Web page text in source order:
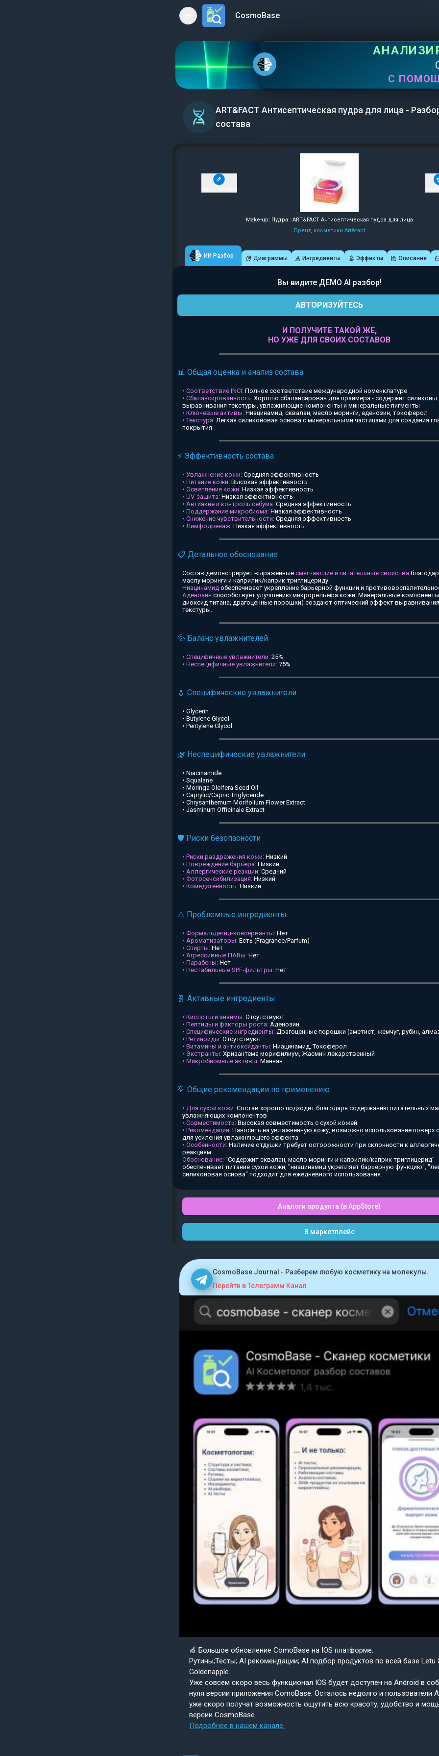
Open main menuCosmoBase
С
ART&FACT Антисептическая пудра для лица -
состава
Make-up: Пудра : ART&FACT Антисептическая пудра для лица
Бренд косметики Art&fact
ИИ Разбор Диаграммы Ингредиенты Эффекты Описание
Вы видите ДЕМО AI разбор!
АВТОРИЗУЙТЕСЬ
И ПОЛУЧИТЕ ТАКОЙ ЖЕ,
НО УЖЕ ДЛЯ СВОИХ СОСТАВОВ
📊 Общая оценка и анализ состава
• Соответствие INCI: Полное соответствие международной номенклатуре
• Сбалансированность: Хорошо сбалансирован для праймера - содержит силиконы
выравнивания текстуры, увлажняющие компоненты и минеральные пигменты
• Ключевые активы: Ниацинамид, сквалан, масло моринги, аденозин, токоферол
• Текстура:Легкая силиконовая основа с минеральными частицами для создания
покрытия
⚡ Эффективность состава
• Увлажнение кожи: Средняя эффективность
• Питание кожи: Высокая эффективность
• Осветление кожи: Низкая эффективность
• UV-защита: Низкая эффективность
• Антиакне и контроль себума: Средняя эффективность
• Поддержание микробиома: Низкая эффективность
• Снижение чувствительности: Средняя эффективность
• Лимфодренаж: Низкая эффективность
📋 Детальное обоснование
Состав демонстрирует выраженные смягчающие и питательные свойства
маслу моринги и каприлик/каприк триглицериду.
Ниацинамид обеспечивает укрепление барьерной функции и
Аденозин способствует улучшению микрорельефа кожи. Минеральные
диоксид титана, драгоценные порошки) создают оптический эффект
текстуры.
💦 Баланс увлажнителей
• Специфичные увлажнители: 25%
• Неспецифичные увлажнители: 75%
💧 Специфические увлажнители
• Glycerin
• Butylene Glycol
• Pentylene Glycol
🌿 Неспецифические увлажнители
• Niacinamide
• Squalane
• Moringa Oleifera Seed Oil
• Caprylic/Capric Triglyceride
• Chrysanthemum Morifolium Flower Extract
• Jasminum Officinale Extract
🛡️ Риски безопасности
• Риски раздражения кожи: Низкий
• Повреждение барьера: Низкий
• Аллергические реакции: Средний
• Фотосенсибилизация: Низкий
• Комедогенность: Низкий
⚠️ Проблемные ингредиенты
• Формальдегид-консерванты: Нет
• Ароматизаторы: Есть (Fragrance/Parfum)
• Спирты: Нет
• Агрессивные ПАВы: Нет
• Парабены: Нет
• Нестабильные SPF-фильтры: Нет
🧬 Активные ингредиенты
• Кислоты и энзимы: Отсутствуют
• Пептиды и факторы роста: Аденозин
• Специфические ингредиенты: Драгоценные порошки (аметист, жемчуг, рубин,
• Ретиноиды: Отсутствуют
• Витамины и антиоксиданты: Ниацинамид, Токоферол
• Экстракты: Хризантема морифилиум, Жасмин лекарственный
• Микробиомные активы: Маннан
💡 Общие рекомендации по применению
• Для сухой кожи: Состав хорошо подходит благодаря содержанию питательных
увлажняющих компонентов
• Совместимость: Высокая совместимость с сухой кожей
• Рекомендации: Наносить на увлажненную кожу, возможно использование поверх
для усиления увлажняющего эффекта
• Особенности: Наличие отдушки требует осторожности при склонности к
реакциям
Обоснование: "Содержит сквалан, масло моринги и каприлик/каприк триглицерид"
обеспечивает питание сухой кожи, "ниацинамид укрепляет барьерную функцию",
силиконовая основа" подходит для ежедневного использования.
Аналоги продукта (в AppStore)
В маркетплейс
CosmoBase Journal - Разберем любую косметику на молекулы.
Перейти в Телеграмм Канал
🍏 Большое обновление ComoBase на IOS платформе.
Рутины;Тесты; AI рекомендации; AI подбор продуктов по всей базе Letu
Goldenapple.
Уже совсем скоро весь функционал IOS будет доступен на Android в
нуля версии приложения ComoBase. Осталось недолго и пользователи
уже скоро получат возможность ощутить всю красоту, удобство и
версии CosmoBase.
Подробнее в нашем канале.